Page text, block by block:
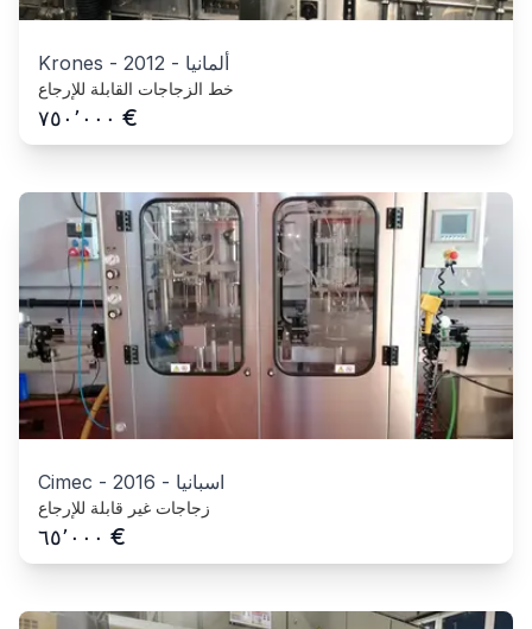
Krones - 2012 - ألمانيا
خط الزجاجات القابلة للإرجاع
٧٥٠٬٠٠٠ €
Cimec - 2016 - اسبانيا
زجاجات غير قابلة للإرجاع
٦٥٬٠٠٠ €